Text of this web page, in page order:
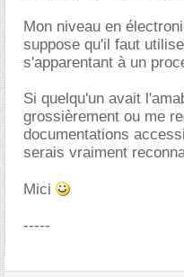
Mon niveau en
suppose qu'il faut
s'apparentant à un
Si quelqu'un avait
grossièrement ou me
documentations
serais vraiment
Mici
-----